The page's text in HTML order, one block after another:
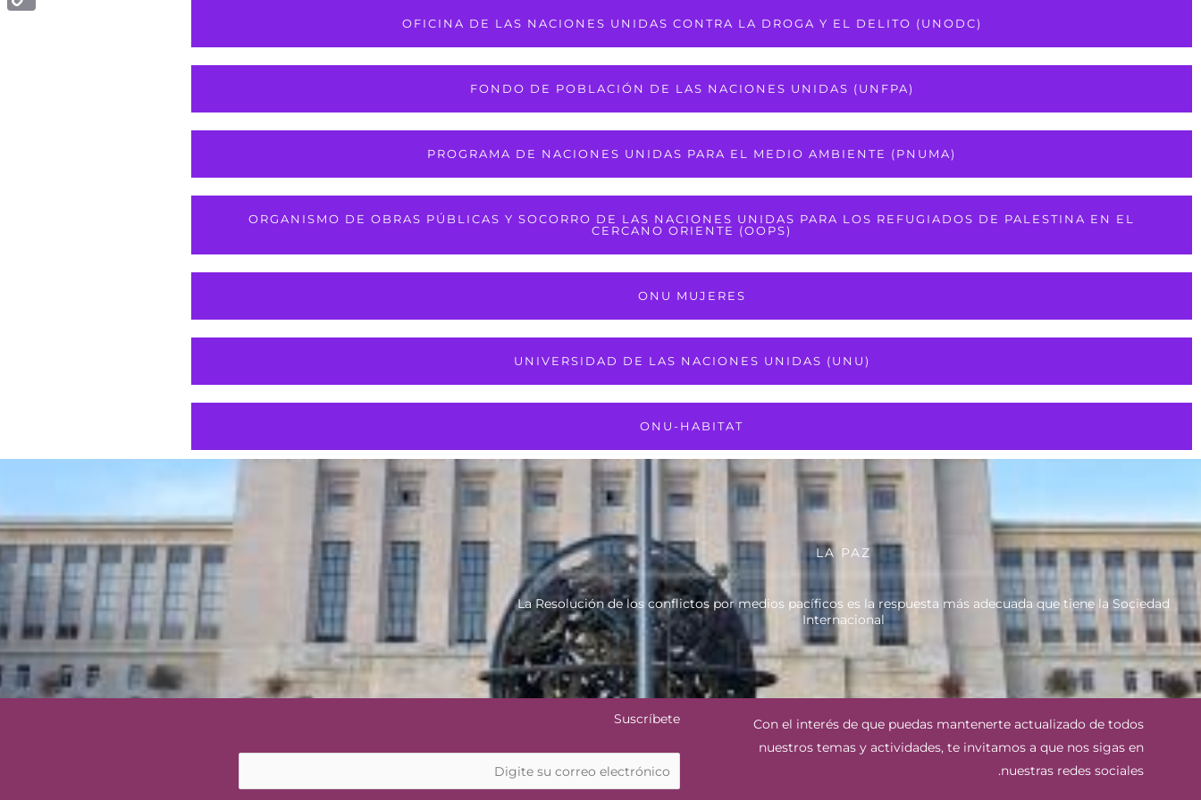
OFICINA DE LAS NACIONES UNIDAS CONTRA LA DROGA Y EL DELITO (UNODC)
FONDO DE POBLACIÓN DE LAS NACIONES UNIDAS (UNFPA)
PROGRAMA DE NACIONES UNIDAS PARA EL MEDIO AMBIENTE (PNUMA)
ORGANISMO DE OBRAS PÚBLICAS Y SOCORRO DE LAS NACIONES UNIDAS PARA LOS REFUGIADOS DE PALESTINA EN EL
CERCANO ORIENTE (OOPS)
ONU MUJERES
UNIVERSIDAD DE LAS NACIONES UNIDAS (UNU)
ONU-HABITAT
LA PAZ
La Resolución de los conflictos por medios pacíficos es la respuesta más adecuada que tiene la Sociedad
Internacional
Con el interés de que puedas mantenerte actualizado de todos
nuestros temas y actividades, te invitamos a que nos sigas en
nuestras redes sociales.
Suscríbete